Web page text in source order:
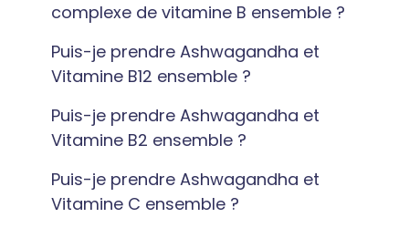
complexe de vitamine B ensemble ?
Puis-je prendre Ashwagandha et
Vitamine B12 ensemble ?
Puis-je prendre Ashwagandha et
Vitamine B2 ensemble ?
Puis-je prendre Ashwagandha et
Vitamine C ensemble ?